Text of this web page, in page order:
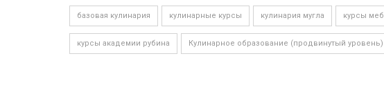
базовая кулинария кулинарные курсы кулинария мугла курсы меб
курсы академии рубина Кулинарное образование (продвинутый уровень)